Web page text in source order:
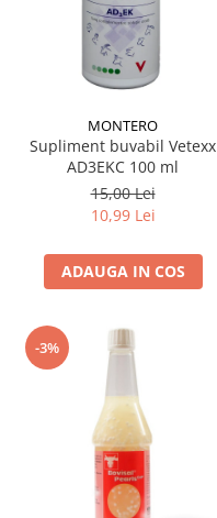
MONTERO
Supliment buvabil Vetexx
AD3EKC 100 ml
15,00 Lei
10,99 Lei
ADAUGA IN COS
-3%